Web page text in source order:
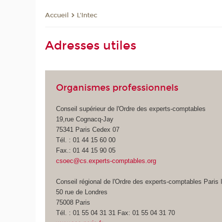
Accueil L'Intec
Adresses utiles
Organismes professionnels
Conseil supérieur de l'Ordre des experts-comptables
19,rue Cognacq-Jay
75341 Paris Cedex 07
Tél. : 01 44 15 60 00
Fax.: 01 44 15 90 05
csoec@cs.experts-comptables.org
Conseil régional de l'Ordre des experts-comptables Paris
50 rue de Londres
75008 Paris
Tél. : 01 55 04 31 31 Fax: 01 55 04 31 70